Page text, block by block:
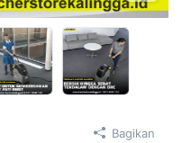
Bagikan